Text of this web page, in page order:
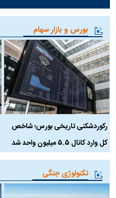
بورس و بازار سهام
رکوردشکنی تاریخی بورس؛ شاخص
کل وارد کانال ۵.۵ میلیون واحد شد
تکنولوژی جنگی